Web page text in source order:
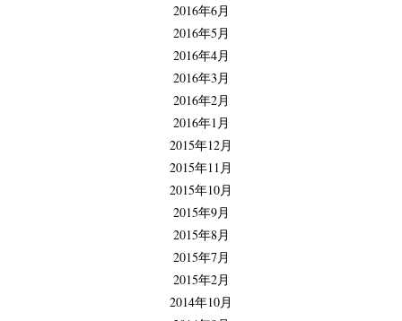
2016年6月
2016年5月
2016年4月
2016年3月
2016年2月
2016年1月
2015年12月
2015年11月
2015年10月
2015年9月
2015年8月
2015年7月
2015年2月
2014年10月